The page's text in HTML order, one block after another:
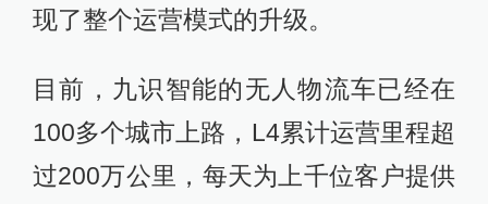
现了整个运营模式的升级。
目前，九识智能的无人物流车已经在
100多个城市上路，L4累计运营里程超
过200万公里，每天为上千位客户提供